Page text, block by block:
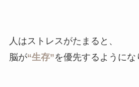
人はストレスがたまると、
脳が“生存”を優先するようにな